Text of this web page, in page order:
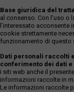
Base giuridica del
al consenso. Con l'uso o
l’interessato
cookie strettamente
funzionamento di questo
Dati personali raccolti
conferimento dei dati
i siti web anche il
informazioni raccolte in
Le informazioni raccolte